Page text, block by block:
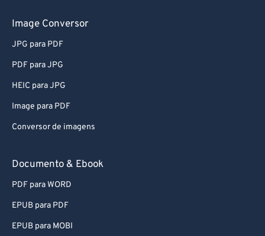
Image Conversor
JPG para PDF
PDF para JPG
HEIC para JPG
Image para PDF
Conversor de imagens
Documento & Ebook
PDF para WORD
EPUB para PDF
EPUB para MOBI